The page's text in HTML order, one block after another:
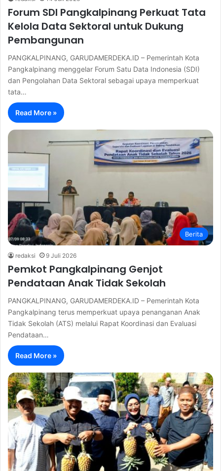
Forum SDI Pangkalpinang Perkuat Tata
Kelola Data Sektoral untuk Dukung
Pembangunan
PANGKALPINANG, GARUDAMERDEKA.ID – Pemerintah Kota
Pangkalpinang menggelar Forum Satu Data Indonesia (SDI)
dan Pengolahan Data Sektoral sebagai upaya memperkuat
tata…
Read More »
Berita
redaksi 9 Juli 2026
Pemkot Pangkalpinang Genjot
Pendataan Anak Tidak Sekolah
PANGKALPINANG, GARUDAMERDEKA.ID – Pemerintah Kota
Pangkalpinang terus memperkuat upaya penanganan Anak
Tidak Sekolah (ATS) melalui Rapat Koordinasi dan Evaluasi
Pendataan…
Read More »